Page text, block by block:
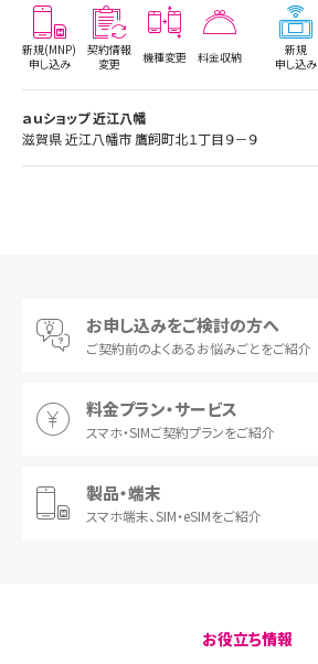
新規(MNP)
申し込み
契約情報
変更
機種変更 料金収納
新規
申し込み
ａｕショップ 近江八幡
滋賀県 近江八幡市 鷹飼町北１丁目９－９
お申し込みをご検討の方へ
ご契約前のよくあるお悩みごとをご紹介
料金プラン・サービス
スマホ・SIMご契約プランをご紹介
製品・端末
スマホ端末、SIM・eSIMをご紹介
お役立ち情報